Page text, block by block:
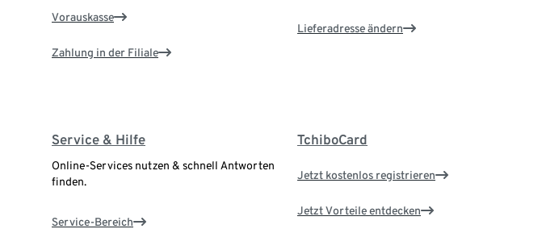
Vorauskasse
Zahlung in der Filiale
Lieferadresse ändern
Service & Hilfe
Online-Services nutzen & schnell Antworten
finden.
Service-Bereich
TchiboCard
Jetzt kostenlos registrieren
Jetzt Vorteile entdecken